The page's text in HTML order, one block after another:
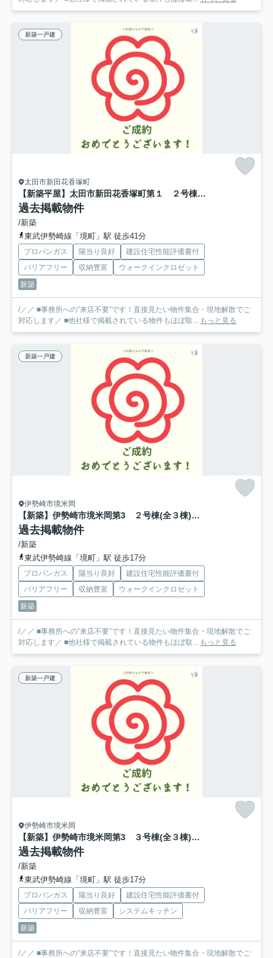
新築一戸建
太田市新田花香塚町
【新築平屋】太田市新田花香塚町第１ ２号棟(全３棟) リーブルガーデン 新築建売分譲
過去掲載物件
/新築
東武伊勢崎線「境町」駅 徒歩41分
プロパンガス 陽当り良好
建設住宅性能評価書付
バリアフリー
収納豊富
ウォークインクロゼット
新築
/／／ ■事務所への”来店不要”です！直接見たい物件集合・現地解散でご
対応します／ ■他社様で掲載されている物件もほぼ取...
もっと見る
新築一戸建
伊勢崎市境米岡
【新築】伊勢崎市境米岡第3 ２号棟(全３棟) クレイドルガーデン 新築建売分譲
過去掲載物件
/新築
東武伊勢崎線「境町」駅 徒歩17分
プロパンガス 陽当り良好
建設住宅性能評価書付
バリアフリー
収納豊富
ウォークインクロゼット
新築
/／／ ■事務所への”来店不要”です！直接見たい物件集合・現地解散でご
対応します／ ■他社様で掲載されている物件もほぼ取...
もっと見る
新築一戸建
伊勢崎市境米岡
【新築】伊勢崎市境米岡第3 ３号棟(全３棟) クレイドルガーデン 新築建売分譲
過去掲載物件
/新築
東武伊勢崎線「境町」駅 徒歩17分
プロパンガス 陽当り良好
建設住宅性能評価書付
バリアフリー
収納豊富
システムキッチン
新築
/／／ ■事務所への”来店不要”です！直接見たい物件集合・現地解散でご